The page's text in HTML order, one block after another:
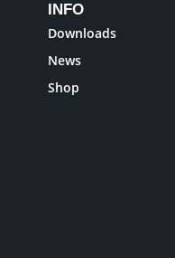
INFO
Downloads
News
Shop